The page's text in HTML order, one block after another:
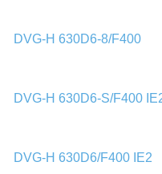
DVG-H 630D6-8/F400
DVG-H 630D6-S/F400
DVG-H 630D6/F400 IE2